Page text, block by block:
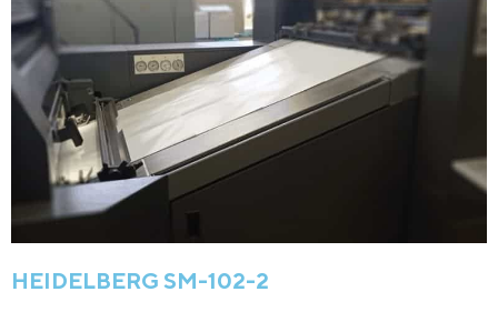
HEIDELBERG SM-102-2